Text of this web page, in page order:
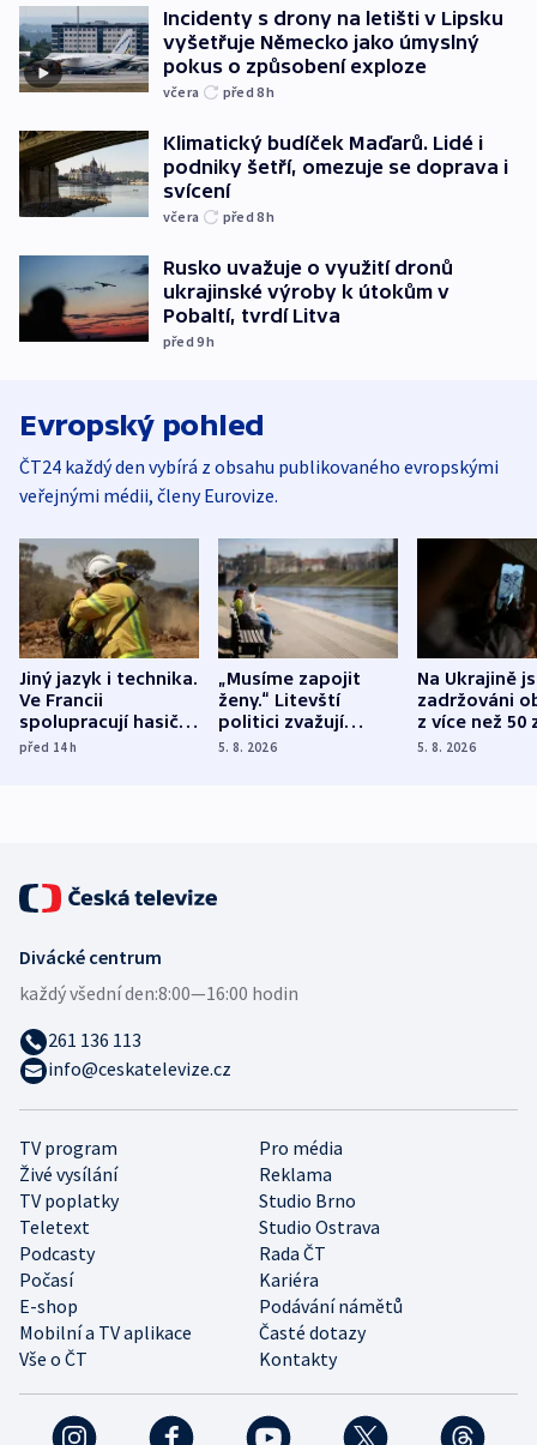
Incidenty s drony na letišti v Lipsku
vyšetřuje Německo jako úmyslný
pokus o způsobení exploze
včera před 8h
Klimatický budíček Maďarů. Lidé i
podniky šetří, omezuje se doprava i
svícení
včera před 8h
Rusko uvažuje o využití dronů
ukrajinské výroby k útokům v
Pobaltí, tvrdí Litva
před 9h
Evropský pohled
ČT24 každý den vybírá z obsahu publikovaného evropskými
veřejnými médii, členy Eurovize.
Jiný jazyk i technika.
Ve Francii
spolupracují hasiči z
různých zemí
před 14h
„Musíme zapojit
ženy.“ Litevští
politici zvažují
dohodu o
5. 8. 2026
Na Ukrajině
zadržováni
z více než 50
Bojovali na
5. 8. 2026
TV program
Pro média
Živé vysílání
Reklama
TV poplatky
Studio Brno
Teletext
Studio Ostrava
Podcasty
Rada ČT
Počasí
Kariéra
E-shop
Podávání námětů
Mobilní a TV aplikace
Časté dotazy
Vše o ČT
Kontakty
Divácké centrum
každý všední den:8:00—16:00 hodin
261 136 113
info@ceskatelevize.cz